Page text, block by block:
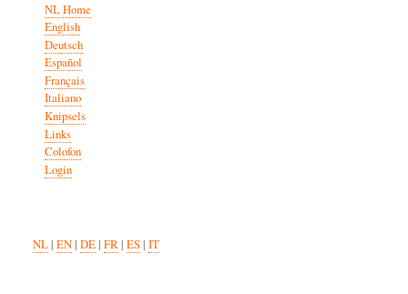
NL Home
English
Deutsch
Español
Français
Italiano
Knipsels
Links
Colofon
Login
NL| EN| DE| FR| ES| IT